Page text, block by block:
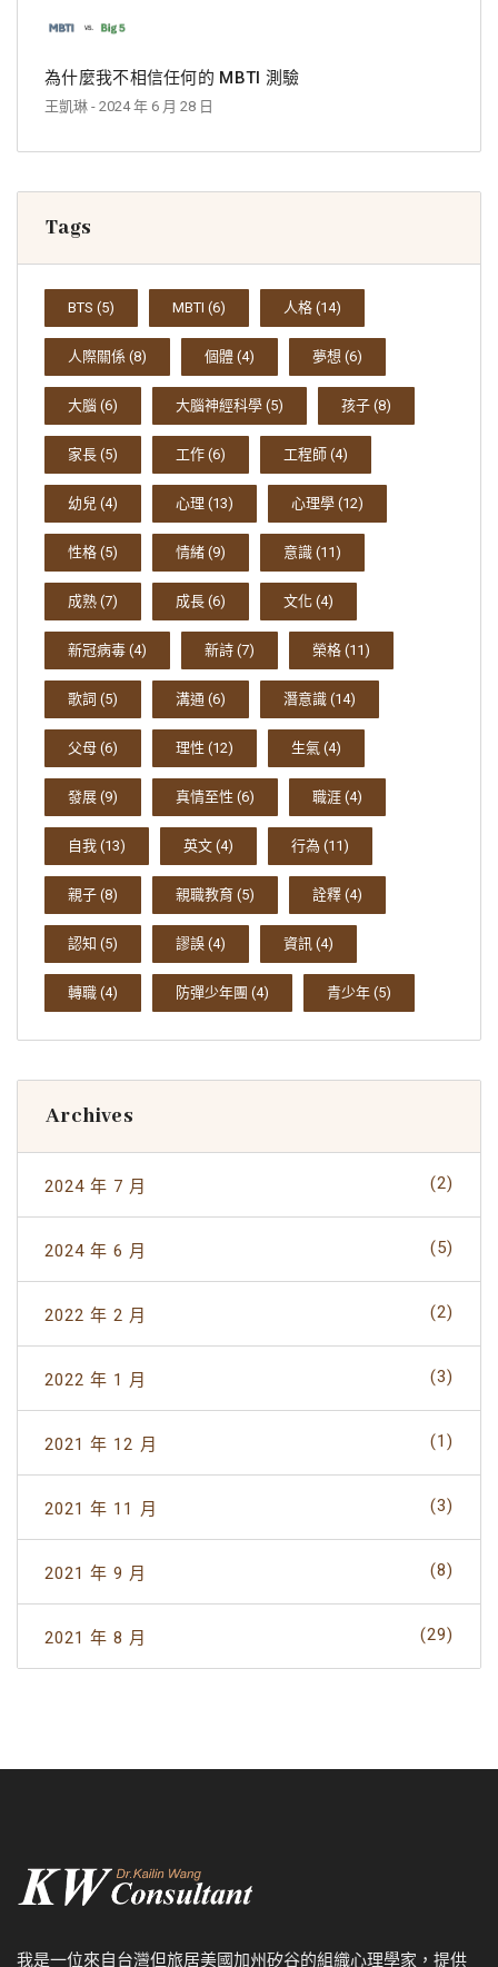
為什麼我不相信任何的 MBTI 測驗
王凱琳 - 2024 年 6 月 28 日
Tags
BTS (5) MBTI (6) 人格 (14)
人際關係 (8) 個體 (4) 夢想 (6)
大腦 (6) 大腦神經科學 (5) 孩子 (8)
家長 (5) 工作 (6) 工程師 (4)
幼兒 (4) 心理 (13) 心理學 (12)
性格 (5) 情緒 (9) 意識 (11)
成熟 (7) 成長 (6) 文化 (4)
新冠病毒 (4) 新詩 (7) 榮格 (11)
歌詞 (5) 溝通 (6) 潛意識 (14)
父母 (6) 理性 (12) 生氣 (4)
發展 (9) 真情至性 (6) 職涯 (4)
自我 (13) 英文 (4) 行為 (11)
親子 (8) 親職教育 (5) 詮釋 (4)
認知 (5) 謬誤 (4) 資訊 (4)
轉職 (4) 防彈少年團 (4) 青少年 (5)
Archives
2024 年 7 月 (2)
2024 年 6 月 (5)
2022 年 2 月 (2)
2022 年 1 月 (3)
2021 年 12 月 (1)
2021 年 11 月 (3)
2021 年 9 月 (8)
2021 年 8 月 (29)
我是一位來自台灣但旅居美國加州矽谷的組織心理學家，提供